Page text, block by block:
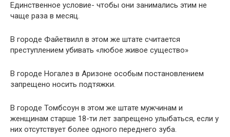
Единственное условие- чтобы они занимались этим не
чаще раза в месяц.
В городе Файетвилл в этом же штате считается
преступлением убивать «любое живое существо»
В городе Ногалез в Аризоне особым постановлением
запрещено носить подтяжки.
В городе Томбсоун в этом же штате мужчинам и
женщинам старше 18-ти лет запрещено улыбаться, если у
них отсутствует более одного переднего зуба.